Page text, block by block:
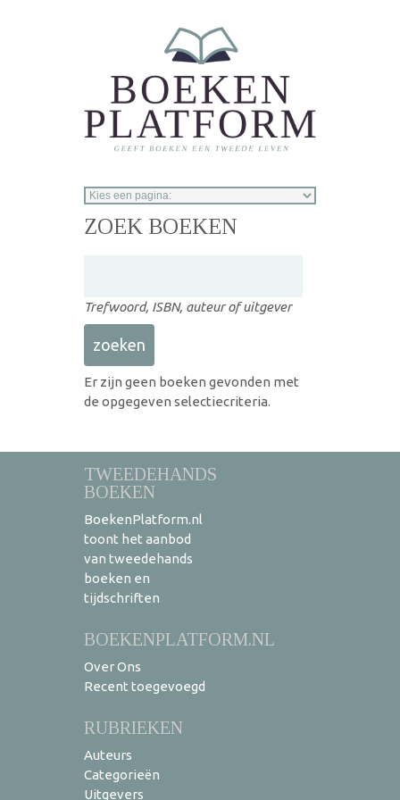
ZOEK BOEKEN
Trefwoord, ISBN, auteur of uitgever
Er zijn geen boeken gevonden met
de opgegeven selectiecriteria.
TWEEDEHANDS
BOEKEN
BoekenPlatform.nl
toont het aanbod
van tweedehands
boeken en
tijdschriften
BOEKENPLATFORM.NL
Over Ons
Recent toegevoegd
RUBRIEKEN
Auteurs
Categorieën
Uitgevers